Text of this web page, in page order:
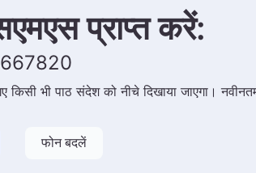
प्राप्त करें:
किसी भी पाठ संदेश को नीचे दिखाया जाएगा।
फोन बदलें